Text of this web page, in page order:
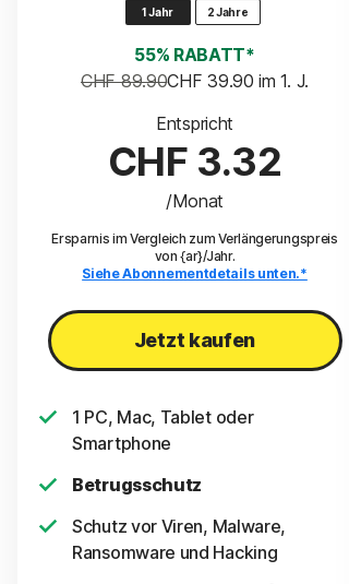
1 Jahr 2 Jahre
55% RABATT*
CHF 89.90CHF 39.90 im 1. J.
Entspricht
CHF 3.32
/Monat
Ersparnis im Vergleich zum Verlängerungspreis
von {ar}/Jahr.
Siehe Abonnementdetails unten.*
Jetzt kaufen
1 PC, Mac, Tablet oder
Smartphone
Betrugsschutz
Schutz vor Viren, Malware,
Ransomware und Hacking